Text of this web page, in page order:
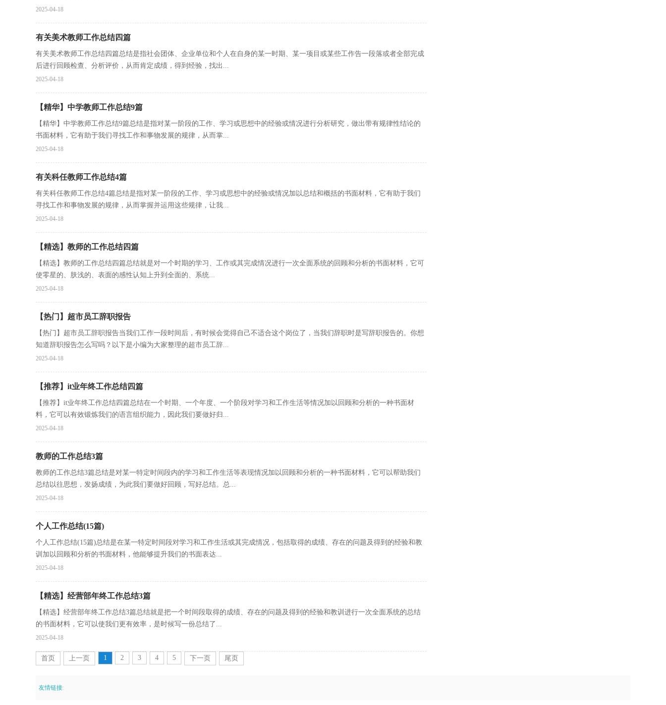
2025-04-18
有关美术教师工作总结四篇
有关美术教师工作总结四篇总结是指社会团体、企业单位和个人在自身的某一时期、某一项目或某些工作告一段落或者全部完成
后进行回顾检查、分析评价，从而肯定成绩，得到经验，找出...
2025-04-18
【精华】中学教师工作总结9篇
【精华】中学教师工作总结9篇总结是指对某一阶段的工作、学习或思想中的经验或情况进行分析研究，做出带有规律性结论的
书面材料，它有助于我们寻找工作和事物发展的规律，从而掌...
2025-04-18
有关科任教师工作总结4篇
有关科任教师工作总结4篇总结是指对某一阶段的工作、学习或思想中的经验或情况加以总结和概括的书面材料，它有助于我们
寻找工作和事物发展的规律，从而掌握并运用这些规律，让我...
2025-04-18
【精选】教师的工作总结四篇
【精选】教师的工作总结四篇总结就是对一个时期的学习、工作或其完成情况进行一次全面系统的回顾和分析的书面材料，它可
使零星的、肤浅的、表面的感性认知上升到全面的、系统...
2025-04-18
【热门】超市员工辞职报告
【热门】超市员工辞职报告当我们工作一段时间后，有时候会觉得自己不适合这个岗位了，当我们辞职时是写辞职报告的。你想
知道辞职报告怎么写吗？以下是小编为大家整理的超市员工辞...
2025-04-18
【推荐】it业年终工作总结四篇
【推荐】it业年终工作总结四篇总结在一个时期、一个年度、一个阶段对学习和工作生活等情况加以回顾和分析的一种书面材
料，它可以有效锻炼我们的语言组织能力，因此我们要做好归...
2025-04-18
教师的工作总结3篇
教师的工作总结3篇总结是对某一特定时间段内的学习和工作生活等表现情况加以回顾和分析的一种书面材料，它可以帮助我们
总结以往思想，发扬成绩，为此我们要做好回顾，写好总结。总...
2025-04-18
个人工作总结(15篇)
个人工作总结(15篇)总结是在某一特定时间段对学习和工作生活或其完成情况，包括取得的成绩、存在的问题及得到的经验和教
训加以回顾和分析的书面材料，他能够提升我们的书面表达...
2025-04-18
【精选】经营部年终工作总结3篇
【精选】经营部年终工作总结3篇总结就是把一个时间段取得的成绩、存在的问题及得到的经验和教训进行一次全面系统的总结
的书面材料，它可以使我们更有效率，是时候写一份总结了...
2025-04-18
首页 上一页 1 2 3 4 5 下一页 尾页
友情链接: